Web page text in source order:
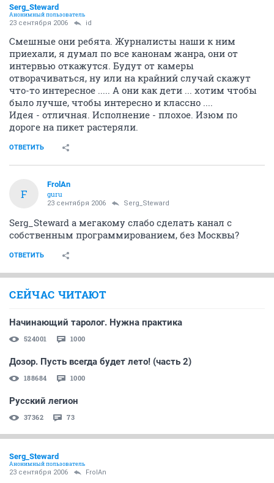
Serg_Steward
Анонимный пользователь
23 сентября 2006 id
Смешные они ребята. Журналисты наши к ним
приехали, я думал по все канонам жанра, они от
интервью откажутся. Будут от камеры
отворачиваться, ну или на крайний случай скажут
что-то интересное ..... А они как дети ... хотим чтобы
было лучше, чтобы интересно и классно ....
Идея - отличная. Исполнение - плохое. Изюм по
дороге на пикет растеряли.
ОТВЕТИТЬ
F
FrolAn
guru
23 сентября 2006 Serg_Steward
Serg_Steward а мегакому слабо сделать канал с
собственным программированием, без Москвы?
ОТВЕТИТЬ
СЕЙЧАС ЧИТАЮТ
Начинающий таролог. Нужна практика
524001 1000
Дозор. Пусть всегда будет лето! (часть 2)
188684 1000
Русский легион
37362 73
Serg_Steward
Анонимный пользователь
23 сентября 2006 FrolAn